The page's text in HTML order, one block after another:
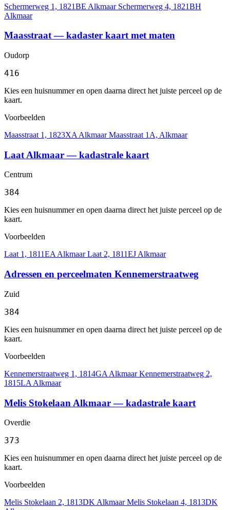
Schermerweg 1, 1821BE Alkmaar Schermerweg 4, 1821BH
Alkmaar
Maasstraat — kadaster kaart met maten
Oudorp
416
Kies een huisnummer en open daarna direct het juiste perceel op de
kaart.
Voorbeelden
Maasstraat 1, 1823XA AlkmaarMaasstraat 1A, Alkmaar
Laat Alkmaar — kadastrale kaart
Centrum
384
Kies een huisnummer en open daarna direct het juiste perceel op de
kaart.
Voorbeelden
Laat 1, 1811EA AlkmaarLaat 2, 1811EJ Alkmaar
Adressen en perceelmaten Kennemerstraatweg
Zuid
384
Kies een huisnummer en open daarna direct het juiste perceel op de
kaart.
Voorbeelden
Kennemerstraatweg 1, 1814GA AlkmaarKennemerstraatweg 2,
1815LA Alkmaar
Melis Stokelaan Alkmaar — kadastrale kaart
Overdie
373
Kies een huisnummer en open daarna direct het juiste perceel op de
kaart.
Voorbeelden
Melis Stokelaan 2, 1813DK AlkmaarMelis Stokelaan 4, 1813DK